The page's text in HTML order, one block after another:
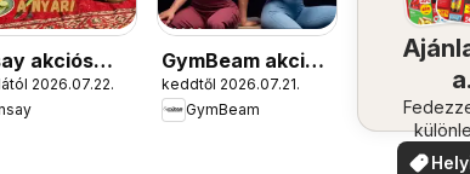
akciós
2026.07.22.
GymBeam akciós
újság
keddtől 2026.07.21.
GymBeam
a